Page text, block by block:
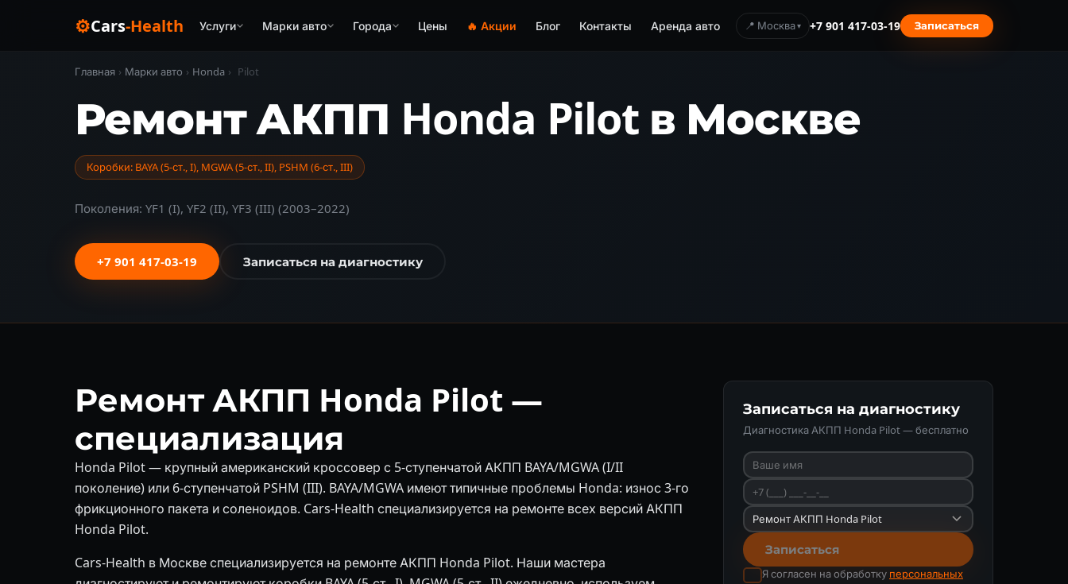
⚙Cars-Health Услуги Марки авто Города Цены 🔥 Акции Блог Контакты Аренда авто 📍 Москва +7 901 417-03-19 Записаться
Главная › Марки авто › Honda › Pilot
Ремонт АКПП Honda Pilot в Москве
Коробки: BAYA (5-ст., I), MGWA (5-ст., II), PSHM (6-ст., III)
Поколения: YF1 (I), YF2 (II), YF3 (III) (2003–2022)
+7 901 417-03-19 Записаться на диагностику
Ремонт АКПП Honda Pilot —
специализация
Honda Pilot — крупный американский кроссовер с 5-ступенчатой АКПП BAYA/MGWA (I/II
поколение) или 6-ступенчатой PSHM (III). BAYA/MGWA имеют типичные проблемы Honda: износ 3-го
фрикционного пакета и соленоидов. Cars-Health специализируется на ремонте всех версий АКПП
Honda Pilot.
Cars-Health в Москве специализируется на ремонте АКПП Honda Pilot. Наши мастера
Записаться на диагностику
Диагностика АКПП Honda Pilot — бесплатно
Записаться
Я согласен на обработку персональных